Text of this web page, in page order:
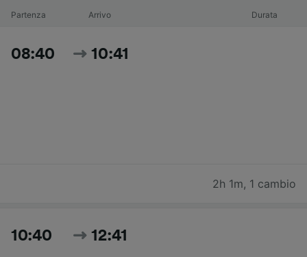
Partenza Arrivo Durata
08:40 10:41
2h 1m, 1 cambio
10:40 12:41